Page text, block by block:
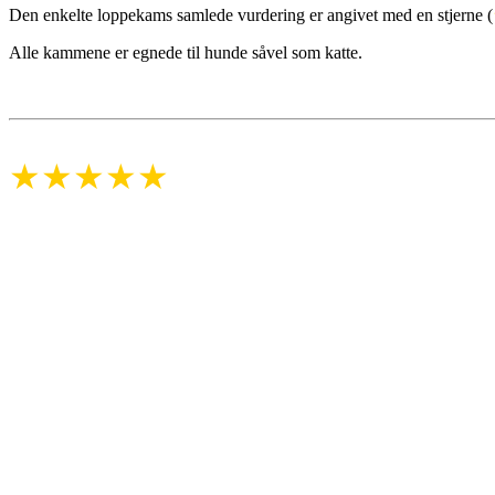
Den enkelte loppekams samlede vurdering er angivet med en stjerne (
Alle kammene er egnede til hunde såvel som katte.
★★★★★